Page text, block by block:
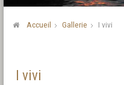
Accueil Gallerie I vivi
I vivi